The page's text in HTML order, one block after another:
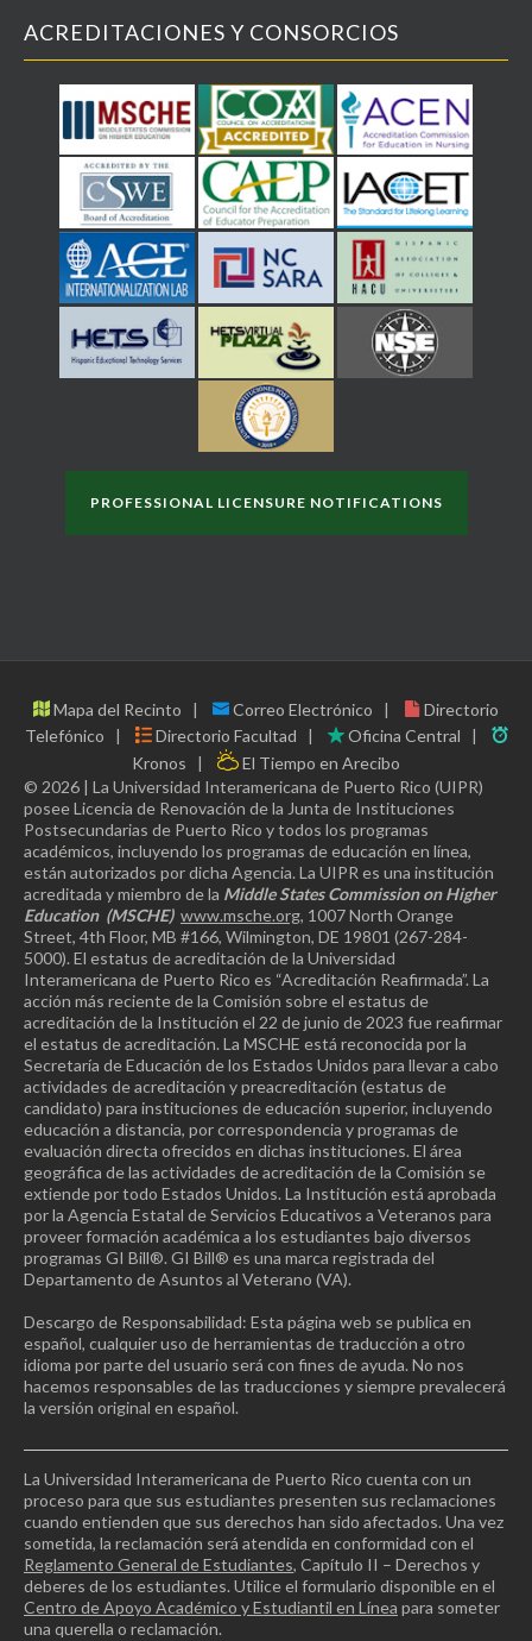
ACREDITACIONES Y CONSORCIOS
PROFESSIONAL LICENSURE NOTIFICATIONS
Mapa del Recinto Correo Electrónico
Directorio
Telefónico
Directorio Facultad
Oficina Central
Kronos
El Tiempo en Arecibo
© 2026 | La Universidad Interamericana de Puerto Rico (UIPR)
posee Licencia de Renovación de la Junta de Instituciones
Postsecundarias de Puerto Rico y todos los programas
académicos, incluyendo los programas de educación en línea,
están autorizados por dicha Agencia. La UIPR es una institución
acreditada y miembro de la Middle States Commission on Higher
Education (MSCHE) www.msche.org, 1007 North Orange
Street, 4th Floor, MB #166, Wilmington, DE 19801 (267-284-
5000). El estatus de acreditación de la Universidad
Interamericana de Puerto Rico es “Acreditación Reafirmada”. La
acción más reciente de la Comisión sobre el estatus de
acreditación de la Institución el 22 de junio de 2023 fue reafirmar
el estatus de acreditación. La MSCHE está reconocida por la
Secretaría de Educación de los Estados Unidos para llevar a cabo
actividades de acreditación y preacreditación (estatus de
candidato) para instituciones de educación superior, incluyendo
educación a distancia, por correspondencia y programas de
evaluación directa ofrecidos en dichas instituciones. El área
geográfica de las actividades de acreditación de la Comisión se
extiende por todo Estados Unidos. La Institución está aprobada
por la Agencia Estatal de Servicios Educativos a Veteranos para
proveer formación académica a los estudiantes bajo diversos
programas GI Bill®. GI Bill® es una marca registrada del
Departamento de Asuntos al Veterano (VA).
Descargo de Responsabilidad: Esta página web se publica en
español, cualquier uso de herramientas de traducción a otro
idioma por parte del usuario será con fines de ayuda. No nos
hacemos responsables de las traducciones y siempre prevalecerá
la versión original en español.
La Universidad Interamericana de Puerto Rico cuenta con un
proceso para que sus estudiantes presenten sus reclamaciones
cuando entienden que sus derechos han sido afectados. Una vez
sometida, la reclamación será atendida en conformidad con el
Reglamento General de Estudiantes, Capítulo II – Derechos y
deberes de los estudiantes. Utilice el formulario disponible en el
Centro de Apoyo Académico y Estudiantil en Línea para someter
una querella o reclamación.